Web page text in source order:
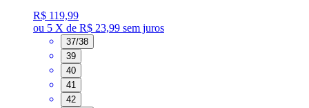
R$ 119,99
ou 5 X de R$ 23,99 sem juros
37/38
39
40
41
42